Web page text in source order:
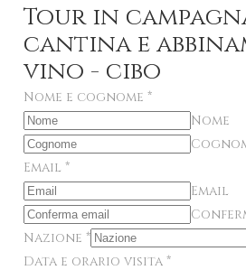
Tour in
cantina e
vino - cibo
Nome e cognome *
Nome
Email *
Email
Nazione *
Data e orario visita *